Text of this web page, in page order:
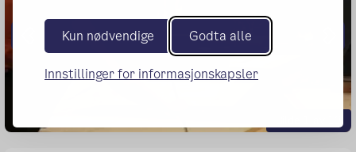
Kun nødvendige Godta alle
Innstillinger for informasjonskapsler
Forrige